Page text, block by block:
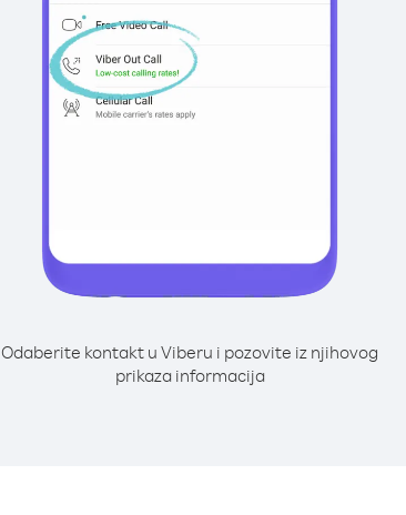
Odaberite kontakt u Viberu i pozovite iz njihovog
prikaza informacija